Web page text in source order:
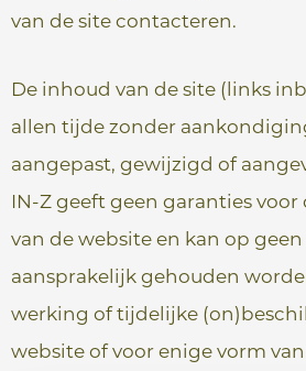
van de site contacteren.
De inhoud van de site (links
allen tijde zonder
aangepast, gewijzigd of
IN-Z geeft geen garanties
van de website en kan op
aansprakelijk gehouden
werking of tijdelijke
website of voor enige vorm